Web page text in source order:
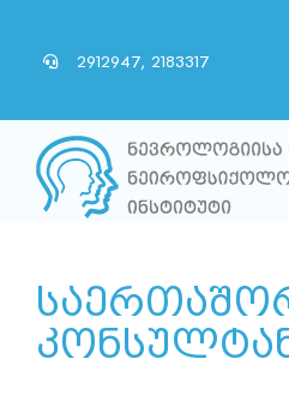
2912947, 2183317
ჩვენ შესახებ